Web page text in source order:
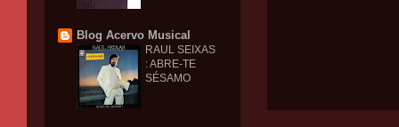
Blog Acervo Musical
RAUL SEIXAS
: ABRE-TE
SÉSAMO